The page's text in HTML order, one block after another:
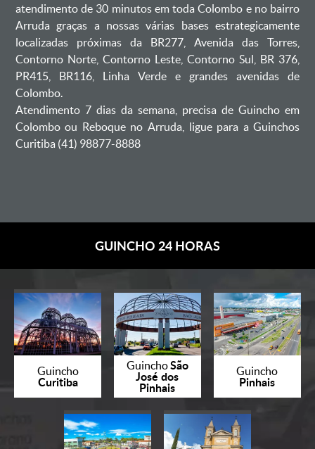
atendimento de 30 minutos em toda Colombo e no bairro
Arruda graças a nossas várias bases estrategicamente
localizadas próximas da BR277, Avenida das Torres,
Contorno Norte, Contorno Leste, Contorno Sul, BR 376,
PR415, BR116, Linha Verde e grandes avenidas de
Colombo.
Atendimento 7 dias da semana, precisa de Guincho em
Colombo ou Reboque no Arruda, ligue para a Guinchos
Curitiba (41) 98877-8888
GUINCHO 24 HORAS
Guincho
Curitiba
GuinchoSão
José dos
Pinhais
Guincho
Pinhais